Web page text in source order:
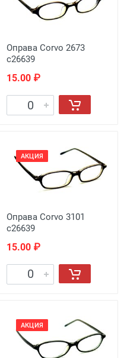
Оправа Corvo 2673
c26639
15.00 ₽
АКЦИЯ
Оправа Corvo 3101
c26639
15.00 ₽
АКЦИЯ